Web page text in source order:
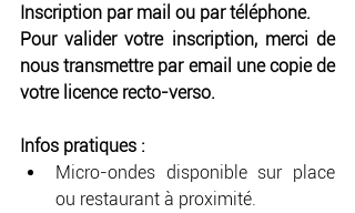
Inscription par mail ou par téléphone.
Pour valider votre inscription, merci de
nous transmettre par email une copie de
votre licence recto-verso.
Infos pratiques :
Micro-ondes disponible sur place
ou restaurant à proximité.